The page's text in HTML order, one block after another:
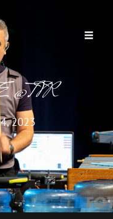
@TVR
2023